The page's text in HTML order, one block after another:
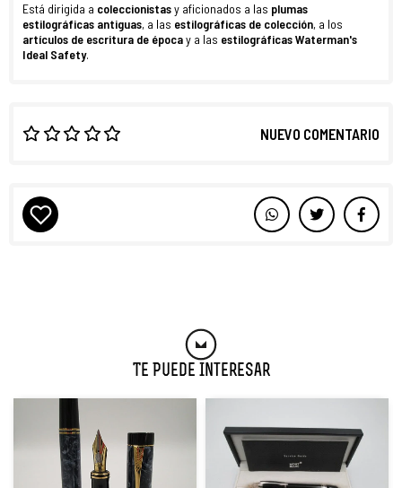
Está dirigida a coleccionistasy aficionados a las plumas
estilográficas antiguas, a las estilográficas de colección, a los
artículos de escritura de épocay a las estilográficas Waterman's
Ideal Safety.
NUEVO COMENTARIO
Te Puede Interesar